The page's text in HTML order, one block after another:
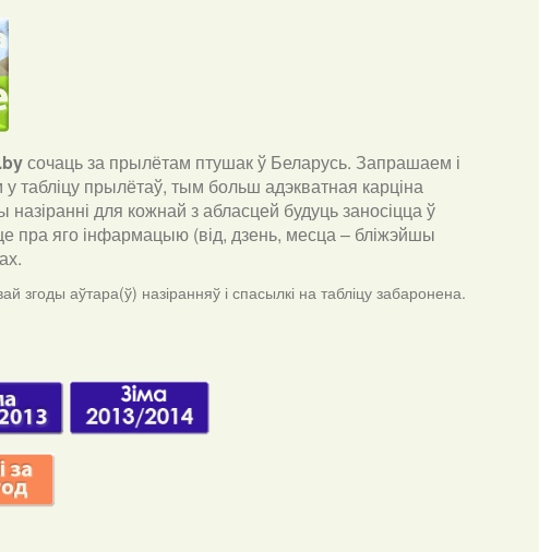
.byсочаць за прылётам птушак ў Беларусь. Запрашаем і
прылётаў, тым больш адэкватная карціна
для кожнай з абласцей будуць заносіцца ў
пра яго інфармацыю (від, дзень, месца – бліжэйшы
.
згоды аўтара(ў) назіранняў і спасылкі на табліцу забаронена.